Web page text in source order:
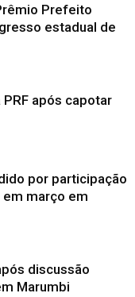
Prefeito
estadual de
após capotar
por participação
março em
discussão
Marumbi